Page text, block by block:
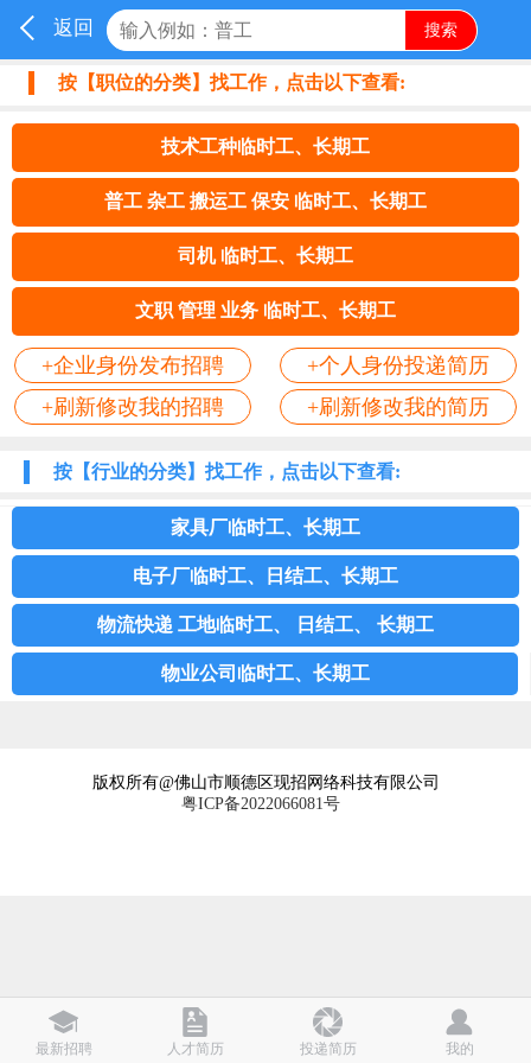
返回
按【职位的分类】找工作，点击以下查看:
技术工种临时工、长期工
普工 杂工 搬运工 保安 临时工、长期工
司机 临时工、长期工
文职 管理 业务 临时工、长期工
+企业身份发布招聘
+个人身份投递简历
+刷新修改我的招聘
+刷新修改我的简历
按【行业的分类】找工作，点击以下查看:
家具厂临时工、长期工
电子厂临时工、日结工、长期工
物流快递 工地临时工、 日结工、 长期工
物业公司临时工、长期工
最新招聘 人才简历 投递简历 我的
版权所有@佛山市顺德区现招网络科技有限公司
粤ICP备2022066081号